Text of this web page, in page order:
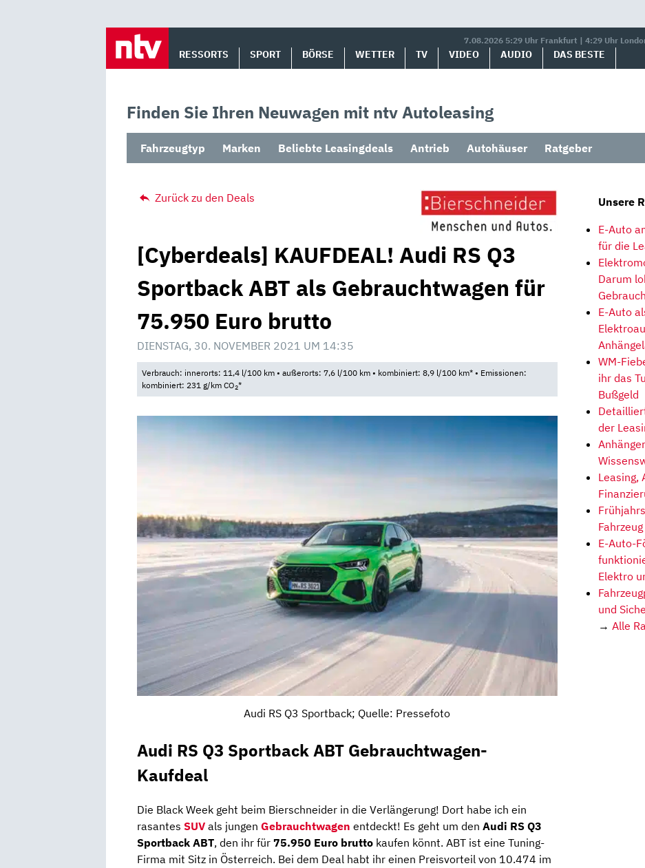
7.08.2026 5:29 Uhr Frankfurt | 4:29 Uhr
RESSORTS SPORT BÖRSE WETTER TV VIDEO AUDIO DAS BESTE
Finden Sie Ihren Neuwagen mit ntv Autoleasing
Fahrzeugtyp Marken Beliebte Leasingdeals Antrieb Autohäuser Ratgeber
Zurück zu den Deals
[Cyberdeals] KAUFDEAL! Audi RS Q3
Sportback ABT als Gebrauchtwagen für
75.950 Euro brutto
DIENSTAG, 30. NOVEMBER 2021 UM 14:35
Verbrauch: innerorts: 11,4 l/100 km • außerorts: 7,6 l/100 km • kombiniert: 8,9 l/100 km* • Emissionen:
kombiniert: 231 g/km CO2*
Audi RS Q3 Sportback; Quelle: Pressefoto
Audi RS Q3 Sportback ABT Gebrauchtwagen-
Kaufdeal
Die Black Week geht beim Bierschneider in die Verlängerung! Dort habe ich ein
rasantes SUV als jungen Gebrauchtwagen entdeckt! Es geht um den Audi RS Q3
Sportback ABT, den ihr für 75.950 Euro brutto kaufen könnt. ABT ist eine Tuning-
Firma mit Sitz in Österreich. Bei dem Deal habt ihr einen Preisvorteil von 10.474 im
Unsere
E-Auto
für die
Darum
E-Auto
WM-
ihr das
Bußgeld
der
Leasing,
E-Auto-
Elektro
und
→ Alle